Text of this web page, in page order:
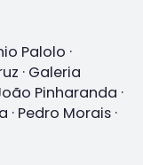
Palolo ·
· Galeria
Pinharanda ·
Pedro Morais ·